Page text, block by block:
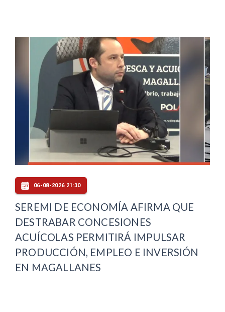
06-08-2026 21:30
SEREMI DE ECONOMÍA AFIRMA QUE
DESTRABAR CONCESIONES
ACUÍCOLAS PERMITIRÁ IMPULSAR
PRODUCCIÓN, EMPLEO E INVERSIÓN
EN MAGALLANES